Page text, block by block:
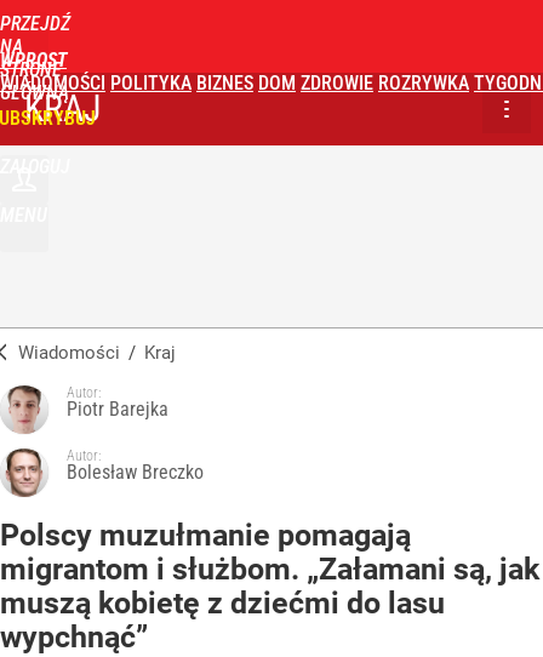
PRZEJDŹ
NA
STRONĘ
GŁÓWNĄ
WPROST
WIADOMOŚCI POLITYKA BIZNES DOM ZDROWIE ROZRYWKA
KRAJ
Wiadomości / Kraj
Autor:
Piotr Barejka
Autor:
Bolesław Breczko
Polscy muzułmanie pomagają
migrantom i służbom. „Załamani są, jak
muszą kobietę z dziećmi do lasu
wypchnąć”